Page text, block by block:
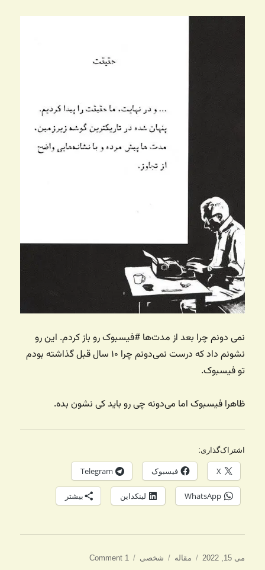
نمی دونم چرا بعد از مدت‌ها #فیسبوک رو باز کردم. این رو
نشونم داد که درست نمی‌دونم چرا ۱۰ سال قبل گذاشته بودم
تو فیسبوک.
ظاهرا فیسبوک اما می‌دونه چی رو باید کی نشون بده.
اشتراک‌گذاری:
X فیسبوک Telegram
WhatsApp لینکداین بیشتر
ارسال
می 15, 2022 دسته‌ها
مقاله برچسب‌ها
شخصی 1 Comment